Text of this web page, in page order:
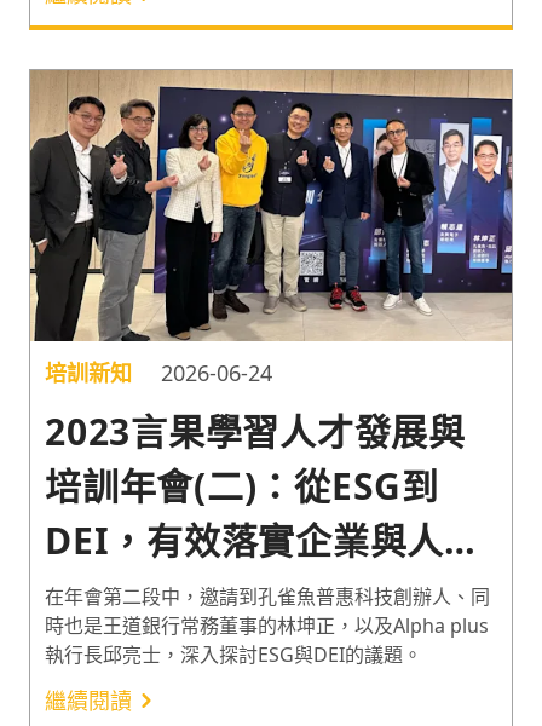
培訓新知 2026-06-24
2023言果學習人才發展與
培訓年會(二)：從ESG到
DEI，有效落實企業與人才
永續
在年會第二段中，邀請到孔雀魚普惠科技創辦人、同
時也是王道銀行常務董事的林坤正，以及Alpha plus
執行長邱亮士，深入探討ESG與DEI的議題。
繼續閱讀